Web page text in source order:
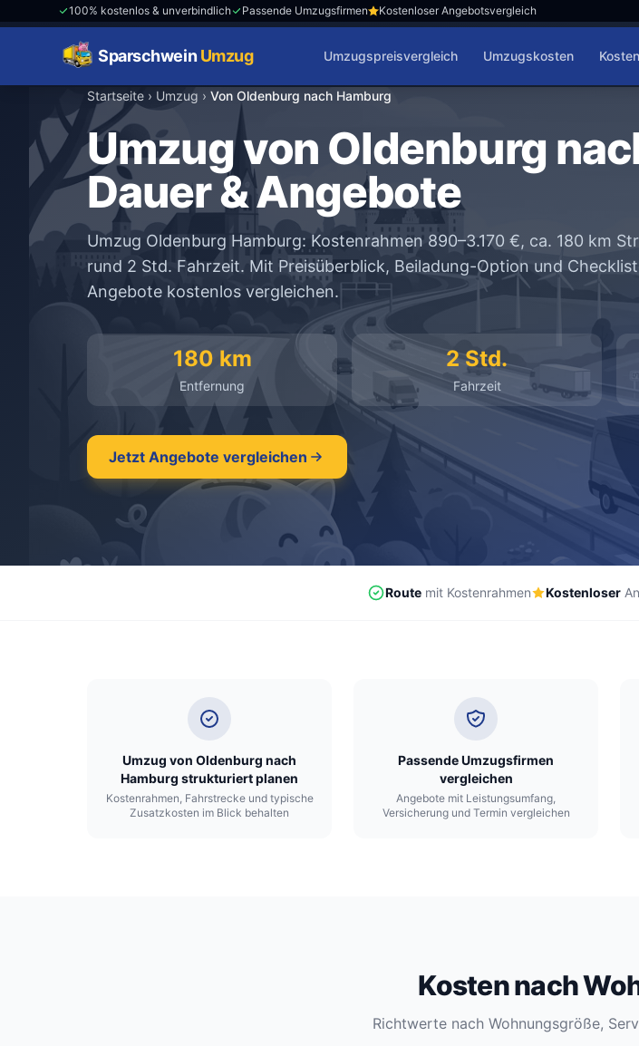
100% kostenlos & unverbindlich Passende Umzugsfirmen Kostenloser Angebotsvergleich
SparschweinUmzug Umzugspreisvergleich Umzugskosten
Startseite › Umzug › Von Oldenburg nach Hamburg
Umzug von Oldenburg
Dauer & Angebote
Umzug Oldenburg Hamburg: Kostenrahmen 890–3.170 €, ca. 180 km
rund 2 Std. Fahrzeit. Mit Preisüberblick, Beiladung-Option und
Angebote kostenlos vergleichen.
180 km
Entfernung
2 Std.
Fahrzeit
Jetzt Angebote vergleichen
Routemit Kostenrahmen Kostenloser
Umzug von Oldenburg nach
Hamburg strukturiert planen
Kostenrahmen, Fahrstrecke und typische
Zusatzkosten im Blick behalten
Passende Umzugsfirmen
vergleichen
Angebote mit Leistungsumfang,
Versicherung und Termin vergleichen
Kosten nach
Richtwerte nach Wohnungsgröße,